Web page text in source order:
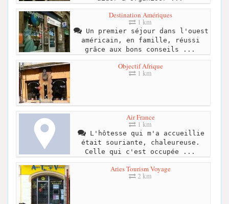
Destination Amériques
1 km
Un premier séjour dans l'ouest
américain, en famille, réussi
grâce aux bons conseils ...
Objectif Afrique
1 km
Air France
1 km
L'hôtesse qui m'a accueillie
était souriante, chaleureuse.
Celle qui c'est occupée ...
Aries Tourism Voyage
2 km